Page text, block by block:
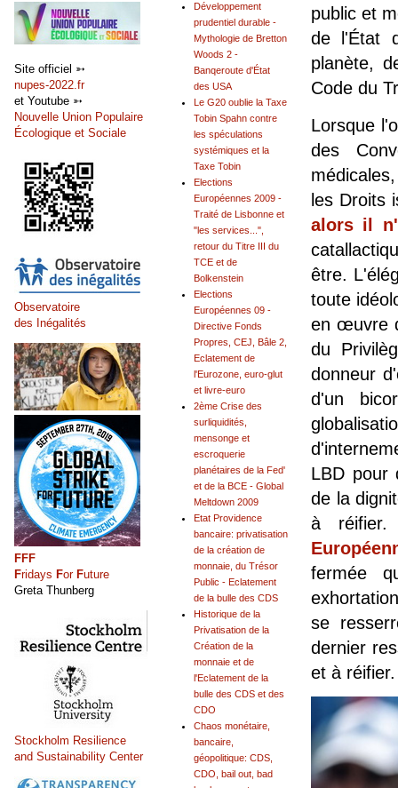
public et
de l'État
planète,
Code du
Lorsque
des
les Droits
alors il
être.
toute
en œuvre
du
donneur
d'un
LBD pour
de la
à
fermée
se
dernier
et à réifier.
Développement
prudentiel durable -
Mythologie de Bretton
Woods 2 -
Banqeroute d'État
des USA
Le G20 oublie la Taxe
Tobin Spahn contre
les spéculations
systémiques et la
Taxe Tobin
Elections
Européennes 2009 -
Traité de Lisbonne et
"les services...",
retour du Titre III du
TCE et de
Bolkenstein
Elections
Européennes 09 -
Directive Fonds
Propres, CEJ, Bâle 2,
Eclatement de
l'Eurozone, euro-glut
et livre-euro
2ème Crise des
surliquidités,
mensonge et
escroquerie
planétaires de la Fed'
et de la BCE - Global
Meltdown 2009
Etat Providence
bancaire: privatisation
de la création de
monnaie, du Trésor
Public - Eclatement
de la bulle des CDS
Historique de la
Privatisation de la
Création de la
monnaie et de
l'Eclatement de la
bulle des CDS et des
CDO
Chaos monétaire,
bancaire,
géopolitique: CDS,
CDO, bail out, bad
Site officiel ➳
nupes-2022.fr
et Youtube ➳
Nouvelle Union Populaire
Écologique et Sociale
Observatoire
des Inégalités
FFF
Fridays For Future
Greta Thunberg
Stockholm Resilience
and Sustainability Center